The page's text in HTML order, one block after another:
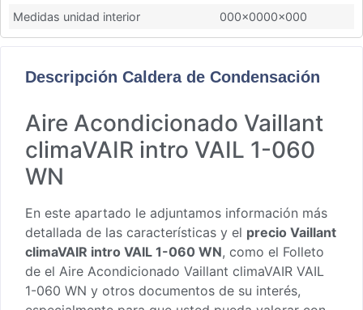
Medidas unidad interior
000x0000x000
Descripción Caldera de Condensación
Aire Acondicionado Vaillant
climaVAIR intro VAIL 1-060
WN
En este apartado le adjuntamos información más
detallada de las características y el precio Vaillant
climaVAIR intro VAIL 1-060 WN, como el Folleto
de el Aire Acondicionado Vaillant climaVAIR VAIL
1-060 WN y otros documentos de su interés,